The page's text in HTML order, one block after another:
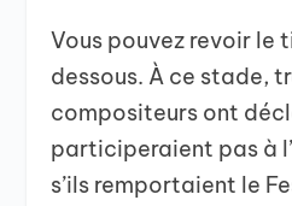
Vous pouvez revoir le
dessous. À ce stade,
compositeurs ont
participeraient pas à
s’ils remportaient le